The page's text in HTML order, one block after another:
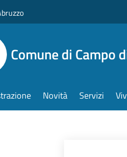
Comune di Campo
Novità Servizi